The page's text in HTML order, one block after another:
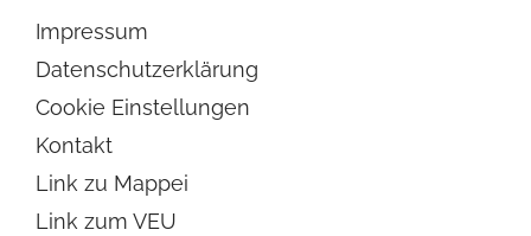
Impressum
Datenschutzerklärung
Cookie Einstellungen
Kontakt
Link zu Mappei
Link zum VEU